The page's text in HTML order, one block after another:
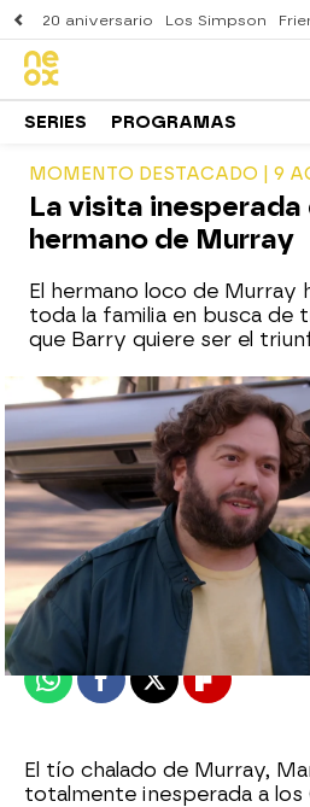
20 aniversario Los Simpson
SERIES PROGRAMAS
MOMENTO DESTACADO | 9
La visita inesperada
hermano de Murray
El hermano loco de Murray
toda la familia en busca de
que Barry quiere ser el
neox
Madrid
Publicado: 09 de agosto de
WhatsappFacebook
X Flipboard
El tío chalado de Murray,
totalmente inesperada a los